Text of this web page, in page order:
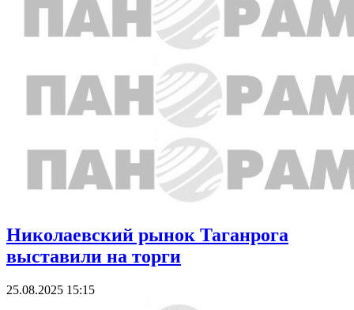
Николаевский рынок Таганрога
выставили на торги
25.08.2025 15:15